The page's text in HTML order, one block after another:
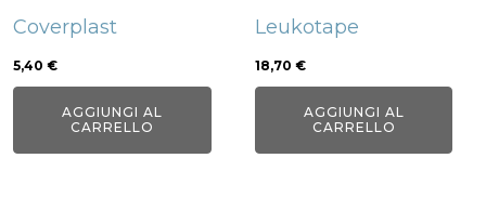
Coverplast
5,40 €
AGGIUNGI AL
CARRELLO
Leukotape
18,70 €
AGGIUNGI AL
CARRELLO